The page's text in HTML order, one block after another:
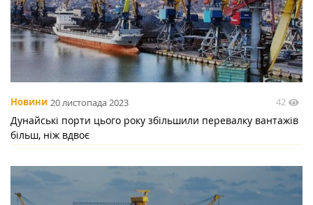
Новини 20 листопада 2023 42
Дунайські порти цього року збільшили перевалку вантажів
більш, ніж вдвоє